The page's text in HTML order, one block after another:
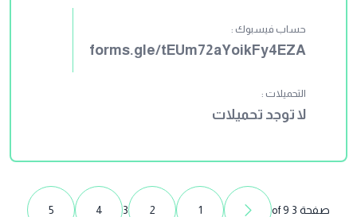
حساب فيسبوك :
forms.gle/tEUm72aYoikFy4EZA
التحميلات :
لا توجد تحميلات
صفحة 3 of 9 1
2
3
4
5